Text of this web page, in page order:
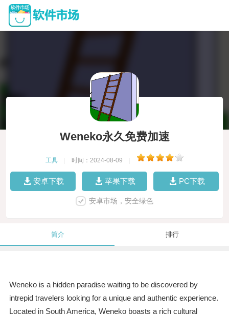
Weneko永久免费加速
工具 时间：2024-08-09
安卓下载 苹果下载 PC下载
安卓市场，安全绿色
简介 排行
Weneko is a hidden paradise waiting to be discovered by
intrepid travelers looking for a unique and authentic experience.
Located in South America, Weneko boasts a rich cultural